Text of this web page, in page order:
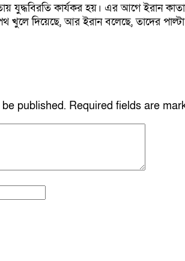
যুদ্ধবিরতি কার্যকর হয়। এর আগে ইরান
খুলে দিয়েছে, আর ইরান বলেছে, তাদের পাল্টা
published. Required fields are